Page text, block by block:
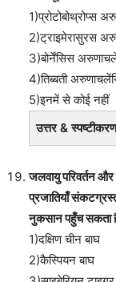
1)प्रोटोबोथ्रोप्स
2)ट्राइमेरासुरस
3)बोर्नेंसिस
4)तिब्बती
5)इनमें से कोई नहीं
उत्तर & स्पष्टीकरण
जलवायु परिवर्तन और
प्रजातियाँ
नुकसान पहुँच सकता
1)दक्षिण चीन बाघ
2)कैस्पियन बाघ